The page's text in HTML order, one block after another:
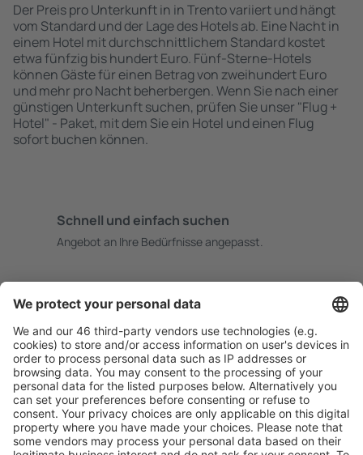
Der Preis pro Unterkunft in in Trento variiert und hängt
vom Standard und der Lage des Hotels ab. Eine Nacht in
einem Hotel mit durchschnittlichem Standard kostet
etwa fünfzig bis hundert Euro. Fünf-Sterne-Hotels
können Gäste für einen Betrag von zweihundert Euro
und mehr pro Nacht beherbergen. Wenn Sie nach einer
günstigen Unterkunft suchen, prüfen Sie unser "Flug +
Hotel" - Paket, mit dem Sie ein Hotel und einen Flug
sofort buchen können.
Schnell und einfach suchen
Angebot an Ihre Bedürfnisse angepasst.
Buchen ohne Sorgen mit einer kostenlosen
Stornierungsoption.
Mehr sparen
Attraktive Preise und Spezialangebote für eingeloggte
Benutzer.
Unterkünfte, die Sie mögen